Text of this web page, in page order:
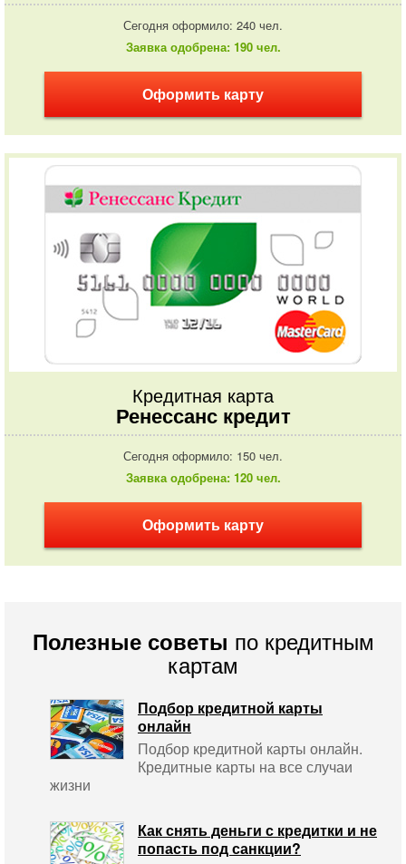
Сегодня оформило: 240 чел.
Заявка одобрена: 190 чел.
Оформить карту
Кредитная карта
Ренессанс кредит
Сегодня оформило: 150 чел.
Заявка одобрена: 120 чел.
Оформить карту
Полезные советы по кредитным
картам
Подбор кредитной карты
онлайн
Подбор кредитной карты онлайн.
Кредитные карты на все случаи
жизни
Как снять деньги с кредитки и не
попасть под санкции?